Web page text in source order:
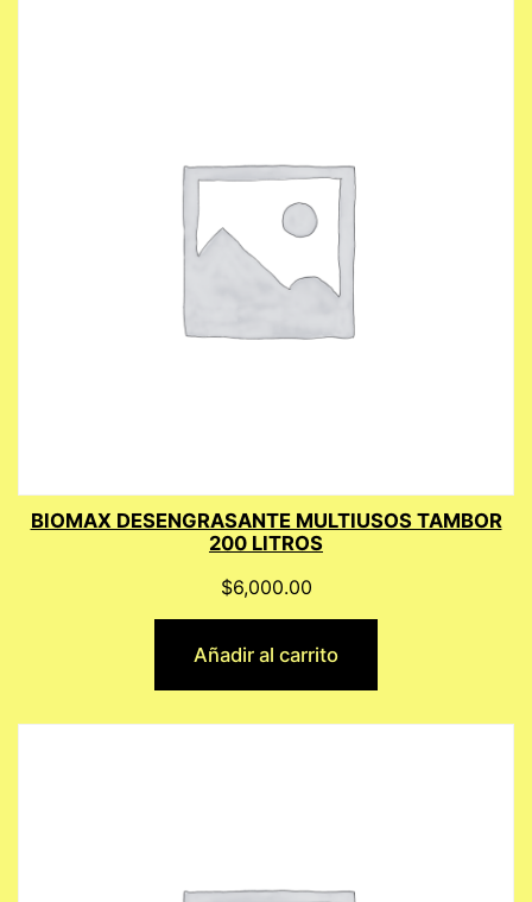
BIOMAX DESENGRASANTE MULTIUSOS TAMBOR
200 LITROS
$6,000.00
Añadir al carrito